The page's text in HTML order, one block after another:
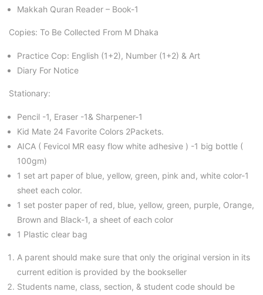
Makkah Quran Reader – Book-1
Copies: To Be Collected From M Dhaka
Practice Cop: English (1+2), Number (1+2) & Art
Diary For Notice
Stationary:
Pencil -1, Eraser -1& Sharpener-1
Kid Mate 24 Favorite Colors 2Packets.
AICA ( Fevicol MR easy flow white adhesive ) -1 big bottle (
100gm)
1 set art paper of blue, yellow, green, pink and, white color-1
sheet each color.
1 set poster paper of red, blue, yellow, green, purple, Orange,
Brown and Black-1, a sheet of each color
1 Plastic clear bag
A parent should make sure that only the original version in its
current edition is provided by the bookseller
Students name, class, section, & student code should be